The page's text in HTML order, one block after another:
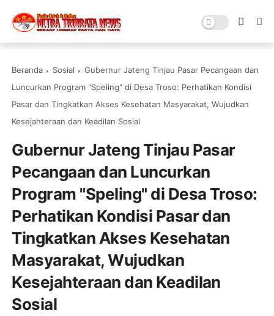
Beranda Sosial
Gubernur Jateng Tinjau Pasar Pecangaan dan
Luncurkan Program "Speling" di Desa Troso: Perhatikan Kondisi
Pasar dan Tingkatkan Akses Kesehatan Masyarakat, Wujudkan
Kesejahteraan dan Keadilan Sosial
Gubernur Jateng Tinjau Pasar
Pecangaan dan Luncurkan
Program "Speling" di Desa Troso:
Perhatikan Kondisi Pasar dan
Tingkatkan Akses Kesehatan
Masyarakat, Wujudkan
Kesejahteraan dan Keadilan
Sosial